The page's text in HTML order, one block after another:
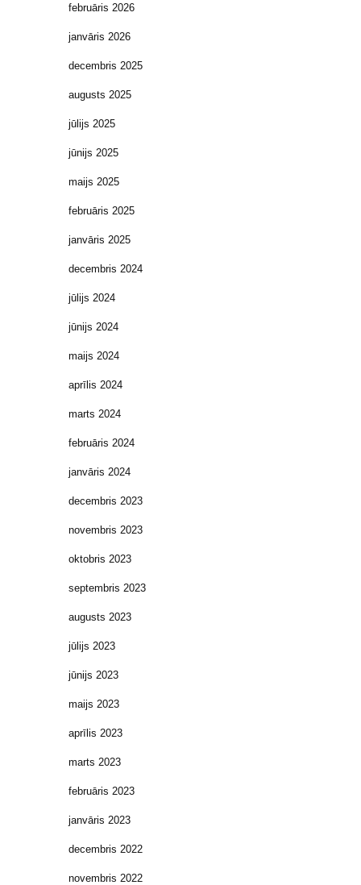
februāris 2026
janvāris 2026
decembris 2025
augusts 2025
jūlijs 2025
jūnijs 2025
maijs 2025
februāris 2025
janvāris 2025
decembris 2024
jūlijs 2024
jūnijs 2024
maijs 2024
aprīlis 2024
marts 2024
februāris 2024
janvāris 2024
decembris 2023
novembris 2023
oktobris 2023
septembris 2023
augusts 2023
jūlijs 2023
jūnijs 2023
maijs 2023
aprīlis 2023
marts 2023
februāris 2023
janvāris 2023
decembris 2022
novembris 2022